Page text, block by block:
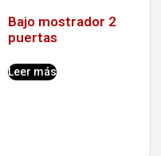
Bajo mostrador 2
puertas
Leer más